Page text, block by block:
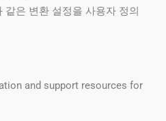
같은 변환 설정을 사용자 정의
and support resources for